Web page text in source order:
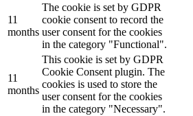
11
months
The cookie is set by GDPR
cookie consent to record the
user consent for the cookies
in the category "Functional".
11
months
This cookie is set by GDPR
Cookie Consent plugin. The
cookies is used to store the
user consent for the cookies
in the category "Necessary".